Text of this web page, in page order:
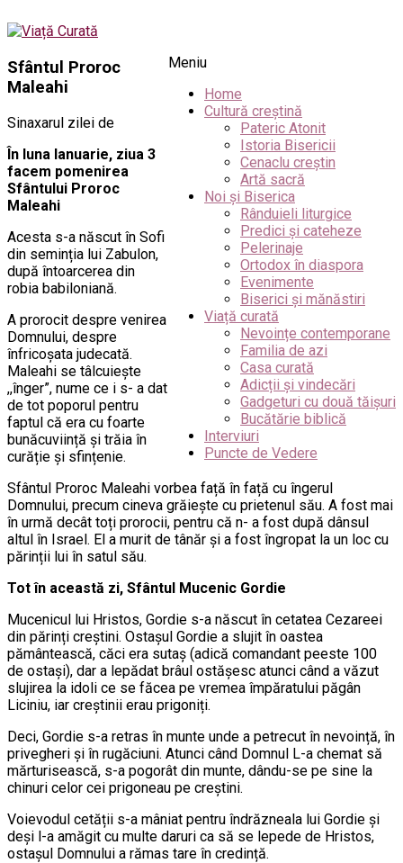
Meniu
Home
Cultură creștină
Pateric Atonit
Istoria Bisericii
Cenaclu creștin
Artă sacră
Noi și Biserica
Rânduieli liturgice
Predici și cateheze
Pelerinaje
Ortodox în diaspora
Evenimente
Biserici și mănăstiri
Viață curată
Nevoințe contemporane
Familia de azi
Casa curată
Adicții și vindecări
Gadgeturi cu două tăișuri
Bucătărie biblică
Interviuri
Puncte de Vedere
Sfântul Proroc
Maleahi
Sinaxarul zilei de
În luna Ianuarie, ziua 3
facem pomenirea
Sfântului Proroc
Maleahi
Acesta s-a născut în Sofi
din seminția lui Zabulon,
după întoarcerea din
robia babiloniană.
A prorocit despre venirea
Domnului, despre
înfricoșata judecată.
Maleahi se tâlcuiește
,,înger”, nume ce i s- a dat
de tot poporul pentru
faptul că era cu foarte
bunăcuviință și trăia în
curăție și sfințenie.
Sfântul Proroc Maleahi vorbea față în față cu îngerul
Domnului, precum cineva grăiește cu prietenul său. A fost mai
în urmă decât toți prorocii, pentru că n- a fost după dânsul
altul în Israel. El a murit de tânăr și a fost îngropat la un loc cu
părinții lui în satul său.
Tot în această zi, Sfântul Mucenic Gordie
Mucenicul lui Hristos, Gordie s-a născut în cetatea Cezareei
din părinți creștini. Ostașul Gordie a slujit în oastea
pământească, căci era sutaș (adică comandant peeste 100
de ostași), dar a lepădat brâul ostășesc atunci când a văzut
slujirea la idoli ce se făcea pe vremea împăratului păgân
Liciniu, iar creștinii erau prigoniți.
Deci, Gordie s-a retras în munte unde a petrecut în nevoință, în
privegheri și în rugăciuni. Atunci când Domnul L-a chemat să
mărturisească, s-a pogorât din munte, dându-se pe sine la
chinuri celor cei prigoneau pe creștini.
Voievodul cetății s-a mâniat pentru îndrăzneala lui Gordie și
deși l-a amăgit cu multe daruri ca să se lepede de Hristos,
ostașul Domnului a rămas tare în credință.